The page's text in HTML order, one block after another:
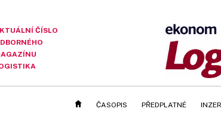
ČÍSLO
ČASOPIS PŘEDPLATNÉ